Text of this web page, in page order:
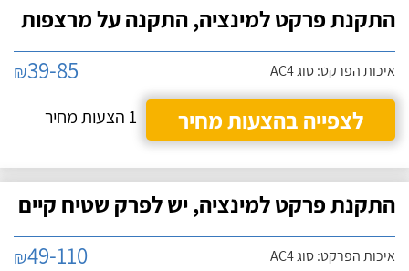
התקנת פרקט למינציה, התקנה על מרצפות
איכות הפרקט: סוג AC4 ₪39-85
לצפייה בהצעות מחיר
1 הצעות מחיר
התקנת פרקט למינציה, יש לפרק שטיח קיים
איכות הפרקט: סוג AC4 ₪49-110